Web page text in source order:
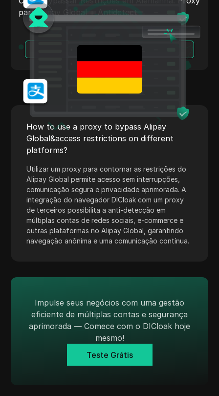
Shopify
Skrill
Snapchat
SoundCloud
Spotify
Square
Stripe
Target
Telegram
TikTok
TikTok Ads
TransferWise
Tumblr
Twitter/X
Venmo
Vimeo
Walmart Marketplace
para Alipay Global + Antidetect
How to use a proxy to bypass Alipay
Global&access restrictions on different
platforms?
Utilizar um proxy para contornar as restrições do
Alipay Global permite acesso sem interrupções,
comunicação segura e privacidade aprimorada. A
integração do navegador DICloak com um proxy
de terceiros possibilita a anti-detecção em
múltiplas contas de redes sociais, e-commerce e
outras plataformas no Alipay Global, garantindo
navegação anônima e uma comunicação contínua.
Impulse seus negócios com uma gestão
eficiente de múltiplas contas e segurança
aprimorada — Comece com o DICloak hoje
mesmo!
Teste Grátis